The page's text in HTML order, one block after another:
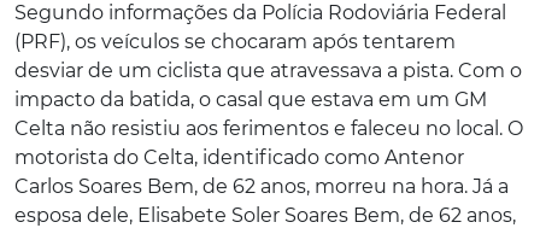
Segundo informações da Polícia Rodoviária Federal
(PRF), os veículos se chocaram após tentarem
desviar de um ciclista que atravessava a pista. Com o
impacto da batida, o casal que estava em um GM
Celta não resistiu aos ferimentos e faleceu no local. O
motorista do Celta, identificado como Antenor
Carlos Soares Bem, de 62 anos, morreu na hora. Já a
esposa dele, Elisabete Soler Soares Bem, de 62 anos,